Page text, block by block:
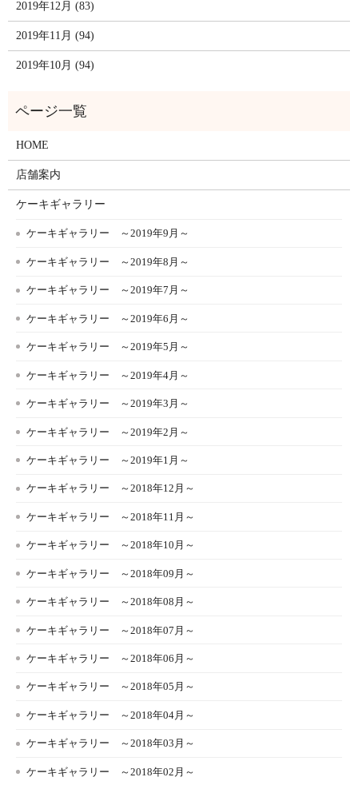
2019年12月 (83)
2019年11月 (94)
2019年10月 (94)
HOME
店舗案内
ケーキギャラリー
ケーキギャラリー ～2019年9月～
ケーキギャラリー ～2019年8月～
ケーキギャラリー ～2019年7月～
ケーキギャラリー ～2019年6月～
ケーキギャラリー ～2019年5月～
ケーキギャラリー ～2019年4月～
ケーキギャラリー ～2019年3月～
ケーキギャラリー ～2019年2月～
ケーキギャラリー ～2019年1月～
ケーキギャラリー ～2018年12月～
ケーキギャラリー ～2018年11月～
ケーキギャラリー ～2018年10月～
ケーキギャラリー ～2018年09月～
ケーキギャラリー ～2018年08月～
ケーキギャラリー ～2018年07月～
ケーキギャラリー ～2018年06月～
ケーキギャラリー ～2018年05月～
ケーキギャラリー ～2018年04月～
ケーキギャラリー ～2018年03月～
ケーキギャラリー ～2018年02月～